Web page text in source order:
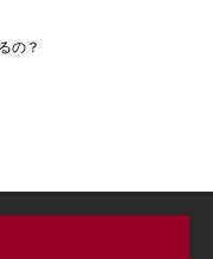
の？